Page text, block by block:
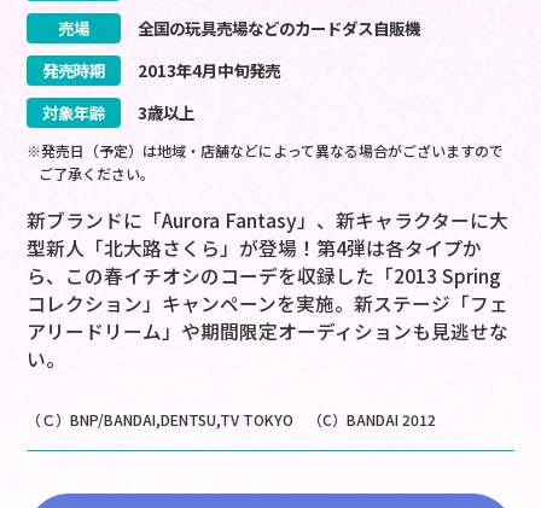
売場
全国の玩具売場などのカードダス自販機
発売時期
2013年4月中旬発売
対象年齢
3歳以上
※発売日（予定）は地域・店舗などによって異なる場合がございますので
ご了承ください。
新ブランドに「Aurora Fantasy」、新キャラクターに大
型新人「北大路さくら」が登場！第4弾は各タイプか
ら、この春イチオシのコーデを収録した「2013 Spring
コレクション」キャンペーンを実施。新ステージ「フェ
アリードリーム」や期間限定オーディションも見逃せな
い。
（Ｃ）BNP/BANDAI,DENTSU,TV TOKYO （C）BANDAI 2012